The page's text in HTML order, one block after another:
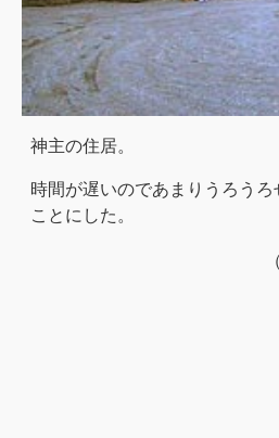
神主の住居。
時間が遅いのであまりうろう
ことにした。